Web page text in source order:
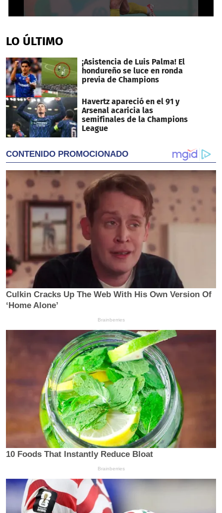
of
16
LO ÚLTIMO
¡Asistencia de Luis Palma! El
hondureño se luce en ronda
previa de Champions
Havertz apareció en el 91 y
Arsenal acaricia las
semifinales de la Champions
League